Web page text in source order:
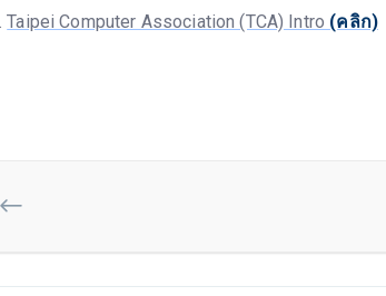
Taipei Computer Association (TCA) Intro (คลิก)